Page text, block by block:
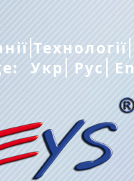
Технології
Укр Рус En